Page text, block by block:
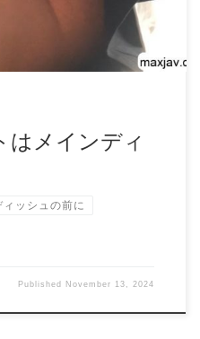
三者の横でスカートをめく
】 【DATA】 ファイル形
ファイル容量：473MB
チラつき・一部音声・一部
架空の物 すべてファンタ
用については一切禁止
はメインディ
ィッシュの前に
Published November 13, 2024